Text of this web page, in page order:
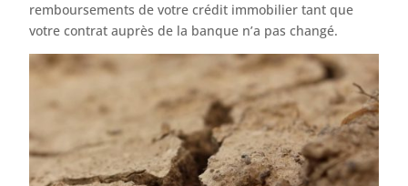
remboursements de votre crédit immobilier tant que
votre contrat auprès de la banque n’a pas changé.